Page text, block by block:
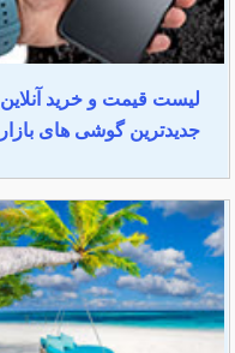
لیست قیمت و خرید آنلاین
جدیدترین گوشی های بازار